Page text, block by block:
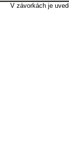
V závorkách je